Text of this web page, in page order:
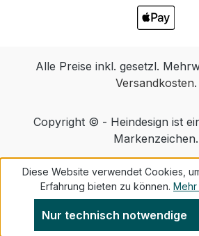
Alle Preise inkl. gesetzl.
Versandkosten.
Copyright © - Heindesign ist
Markenzeichen.
Diese Website verwendet Cookies,
Erfahrung bieten zu können. Mehr
Nur technisch notwendige